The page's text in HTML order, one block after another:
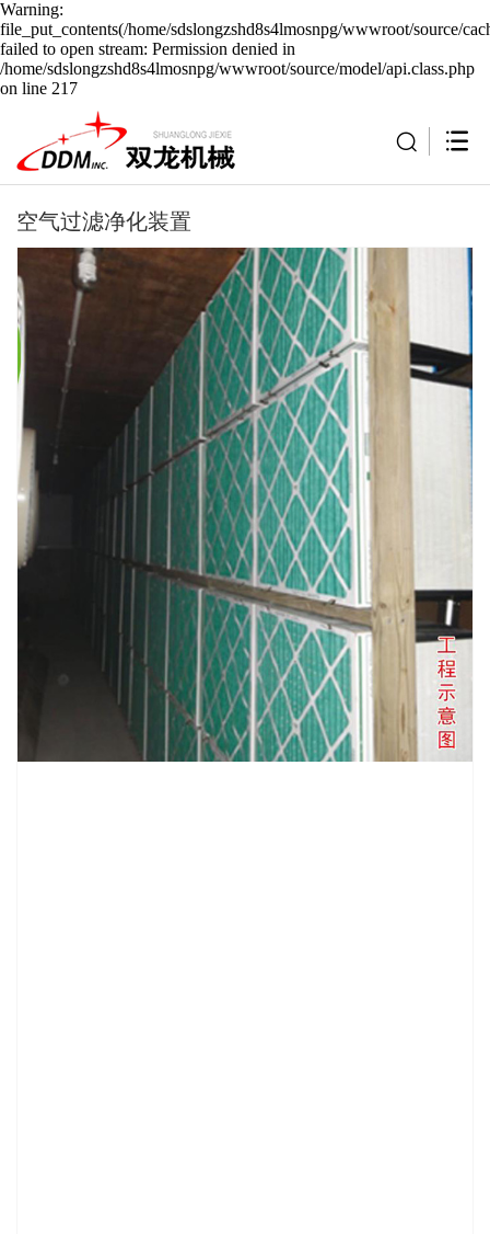
Warning:
file_put_contents(/home/sdslongzshd8s4lmosnpg/wwwroot/source/
failed to open stream: Permission denied in
/home/sdslongzshd8s4lmosnpg/wwwroot/source/model/api.class.php
on line 217
空气过滤净化装置